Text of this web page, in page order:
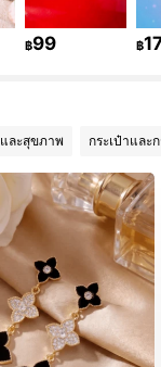
฿99 ฿
ละสุขภาพ กระเป๋าและ